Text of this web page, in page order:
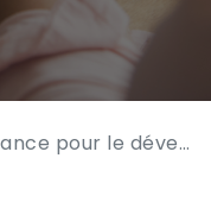
de votre site Prestashop